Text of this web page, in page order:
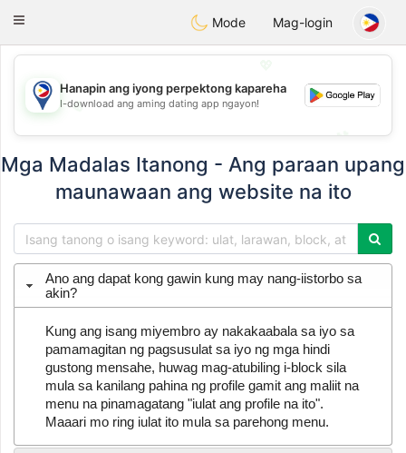
PhilippinesChat
Toggle
Mode Mag-login
💖
💕
Hanapin ang iyong perpektong kapareha
I-download ang aming dating app ngayon!
Mga Madalas Itanong - Ang paraan upang
maunawaan ang website na ito
Ano ang dapat kong gawin kung may nang-iistorbo sa
akin?
Kung ang isang miyembro ay nakakaabala sa iyo sa
pamamagitan ng pagsusulat sa iyo ng mga hindi
gustong mensahe, huwag mag-atubiling i-block sila
mula sa kanilang pahina ng profile gamit ang maliit na
menu na pinamagatang "iulat ang profile na ito".
Maaari mo ring iulat ito mula sa parehong menu.